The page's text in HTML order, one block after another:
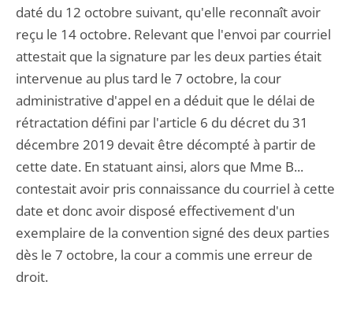
daté du 12 octobre suivant, qu'elle reconnaît avoir
reçu le 14 octobre. Relevant que l'envoi par courriel
attestait que la signature par les deux parties était
intervenue au plus tard le 7 octobre, la cour
administrative d'appel en a déduit que le délai de
rétractation défini par l'article 6 du décret du 31
décembre 2019 devait être décompté à partir de
cette date. En statuant ainsi, alors que Mme B...
contestait avoir pris connaissance du courriel à cette
date et donc avoir disposé effectivement d'un
exemplaire de la convention signé des deux parties
dès le 7 octobre, la cour a commis une erreur de
droit.